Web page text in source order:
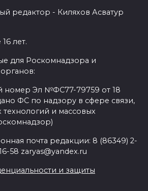
редактор - Киляхов Асватур
лет.
для Роскомнадзора и
номер Эл №ФС77-79759 от 18
ФС по надзору в сфере связи,
и массовых
почта редакции: 8 (86349) 2-
58 zaryas@yandex.ru
и защиты